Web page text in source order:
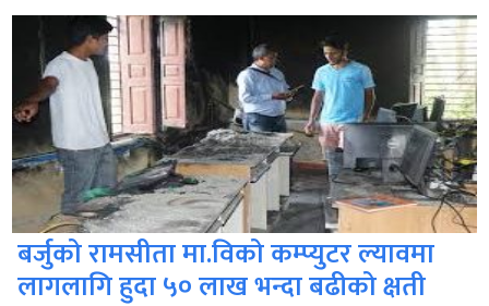
बर्जुको रामसीता मा.विको कम्प्युटर ल्यावमा
लागलागि हुदा ५० लाख भन्दा बढीको क्षती